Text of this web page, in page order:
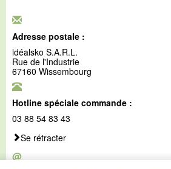
Adresse postale :
idéalsko S.A.R.L.
Rue de l'Industrie
67160 Wissembourg
Hotline spéciale commande :
03 88 54 83 43
Se rétracter
@